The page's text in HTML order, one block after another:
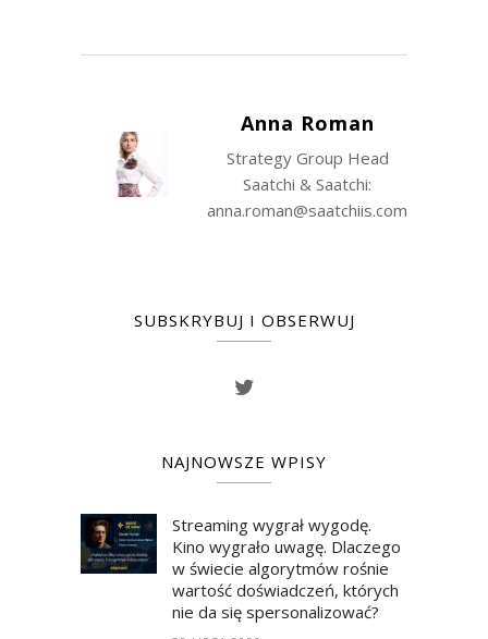
Anna Roman
Strategy Group Head
Saatchi & Saatchi:
anna.roman@saatchiis.com
SUBSKRYBUJ I OBSERWUJ
NAJNOWSZE WPISY
Streaming wygrał wygodę.
Kino wygrało uwagę. Dlaczego
w świecie algorytmów rośnie
wartość doświadczeń, których
nie da się spersonalizować?